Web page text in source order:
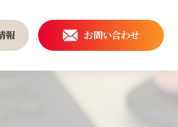
報 お問い合わせ